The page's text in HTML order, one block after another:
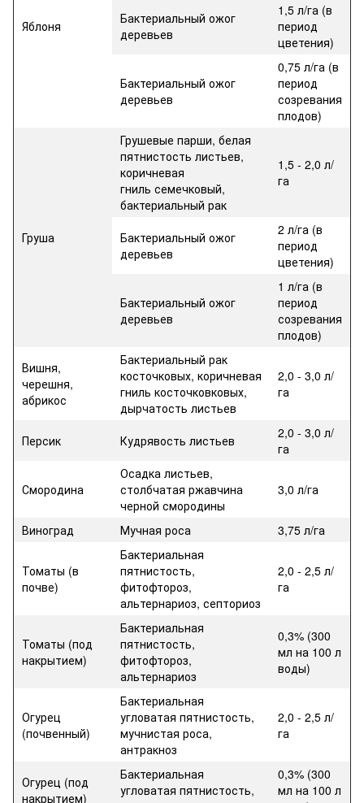
Яблоня
Бактериальный ожог
деревьев
1,5 л/га (в
период
цветения)
Бактериальный ожог
деревьев
0,75 л/га (в
период
созревания
плодов)
Груша
Грушевые парши, белая
пятнистость листьев,
коричневая
гниль семечковый,
бактериальный рак
1,5 - 2,0 л/
га
Бактериальный ожог
деревьев
2 л/га (в
период
цветения)
Бактериальный ожог
деревьев
1 л/га (в
период
созревания
плодов)
Вишня,
черешня,
абрикос
Бактериальный рак
косточковых, коричневая
гниль косточковковых,
дырчатость листьев
2,0 - 3,0 л/
га
Персик Кудрявость листьев
2,0 - 3,0 л/
га
Смородина
Осадка листьев,
столбчатая ржавчина
черной смородины
3,0 л/га
Виноград Мучная роса 3,75 л/га
Томаты (в
почве)
Бактериальная
пятнистость,
фитофтороз,
альтернариоз, септориоз
2,0 - 2,5 л/
га
Томаты (под
накрытием)
Бактериальная
пятнистость,
фитофтороз,
альтернариоз
0,3% (300
мл на 100 л
воды)
Огурец
(почвенный)
Бактериальная
угловатая пятнистость,
мучнистая роса,
антракноз
2,0 - 2,5 л/
га
Огурец (под
накрытием)
Бактериальная
угловатая пятнистость,
0,3% (300
мл на 100 л